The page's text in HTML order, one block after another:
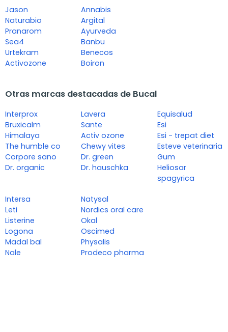
Jason
Naturabio
Pranarom
Sea4
Urtekram
Activozone
Annabis
Argital
Ayurveda
Banbu
Benecos
Boiron
Otras marcas destacadas de Bucal
Interprox
Bruxicalm
Himalaya
The humble co
Corpore sano
Dr. organic
Lavera
Sante
Activ ozone
Chewy vites
Dr. green
Dr. hauschka
Equisalud
Esi
Esi - trepat diet
Esteve veterinaria
Gum
Heliosar
spagyrica
Intersa
Leti
Listerine
Logona
Madal bal
Nale
Natysal
Nordics oral care
Okal
Oscimed
Physalis
Prodeco pharma